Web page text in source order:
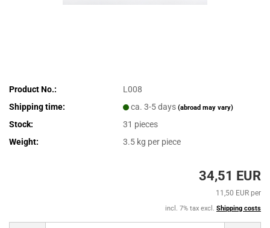
Product No.:
L008
Shipping time:
ca. 3-5 days(abroad may vary)
Stock: 31 pieces
Weight:
3.5 kg per piece
34,51 EUR
11,50 EUR per
incl. 7% tax excl. Shipping costs